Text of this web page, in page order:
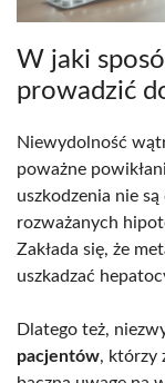
W jaki
prowadzić
Niewydolność
poważne
uszkodzenia nie
rozważanych
Zakłada się, że
uszkadzać
Dlatego też,
pacjentów, którzy